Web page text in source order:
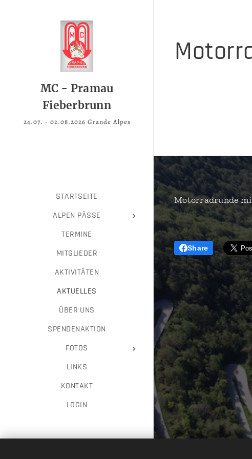
MC - Pramau
Fieberbrunn
24.07. - 02.08.2026 Grande Alpes
STARTSEITE
ALPEN PÄSSE
TERMINE
MITGLIEDER
AKTIVITÄTEN
AKTUELLES
ÜBER UNS
SPENDENAKTION
FOTOS
LINKS
KONTAKT
LOGIN
Motorradrunde
Share